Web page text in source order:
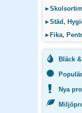
▸
▸Städ,
▸ Fika,
Bläck
Nya